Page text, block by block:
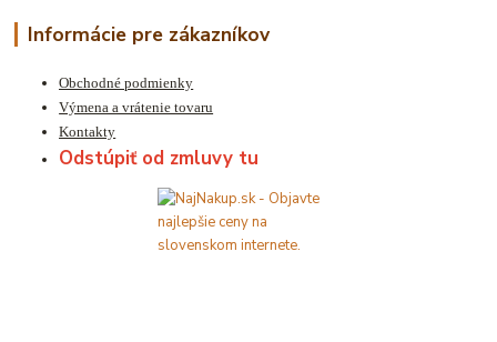
Informácie pre zákazníkov
Obchodné podmienky
Výmena a vrátenie tovaru
Kontakty
Odstúpiť od zmluvy tu